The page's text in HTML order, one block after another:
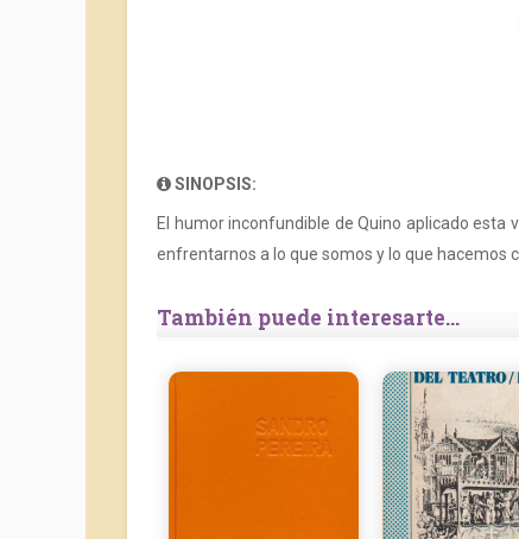
SINOPSIS:
El humor inconfundible de Quino aplicado
enfrentarnos a lo que somos y lo que hacemos
También puede interesarte...